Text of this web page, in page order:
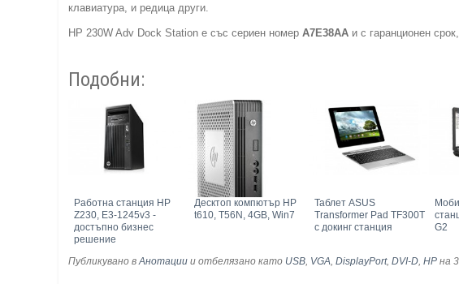
клавиатура, и редица други.
HP 230W Adv Dock Station е със сериен номер A7E38AA и с гаранционен
Подобни:
Работна станция HP
Z230, E3-1245v3 -
достъпно бизнес
решение
Десктоп компютър HP
t610, T56N, 4GB, Win7
Таблет ASUS
Transformer Pad TF300T
с докинг станция
G2
Публикувано в Анотации и отбелязано като USB VGA DisplayPort, DVI-D HP на